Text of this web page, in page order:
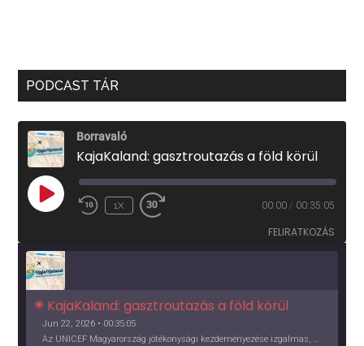
PODCAST TÁR
Borravaló
KajaKaland: gasztroutazás a föld körül
PLAY
EPISODE
1X 00:00 / 00:35:05
FELIRATKOZÁS
KajaKaland: gasztroutazás a föld körül
Jun 22, 2026 • 00:35:05
Az UNICEF Magyarország jótékonysági kezdeményezése izgalmas, egész éves világkörüli ízutazásra hív, igazi családi program és gasztroedukáció, illetve segítség a rászorulóknak is egyben.